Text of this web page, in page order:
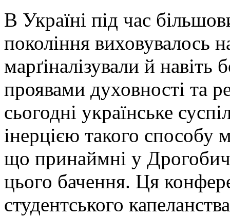
В Україні під час
покоління виховувалось
марґіналізували й
проявами духовності та
сьогодні українське
інерцією такого
що принаймні у
цього бачення. Ця
студентського